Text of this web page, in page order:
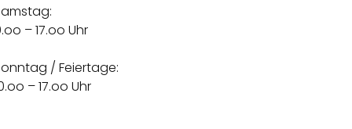
– 17.oo Uhr
/ Feiertage:
– 17.oo Uhr